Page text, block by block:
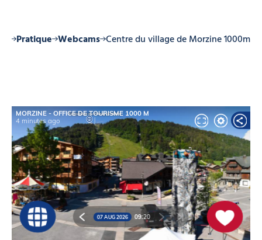
Pratique Webcams Centre du village de Morzine 1000m